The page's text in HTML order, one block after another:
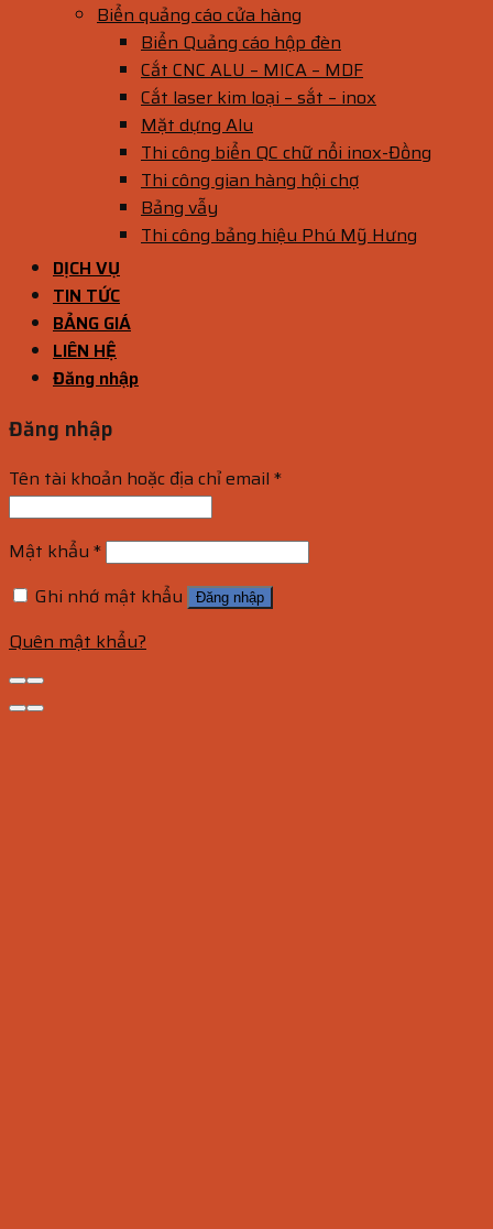
Biển quảng cáo cửa hàng
Biển Quảng cáo hộp đèn
Cắt CNC ALU – MICA – MDF
Cắt laser kim loại – sắt – inox
Mặt dựng Alu
Thi công biển QC chữ nổi inox-Đồng
Thi công gian hàng hội chợ
Bảng vẫy
Thi công bảng hiệu Phú Mỹ Hưng
DỊCH VỤ
TIN TỨC
BẢNG GIÁ
LIÊN HỆ
Đăng nhập
Đăng nhập
Tên tài khoản hoặc địa chỉ email *
Mật khẩu *
Ghi nhớ mật khẩu
Đăng nhập
Quên mật khẩu?